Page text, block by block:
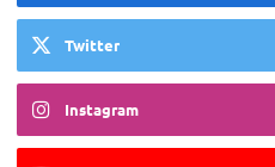
Twitter
Instagram